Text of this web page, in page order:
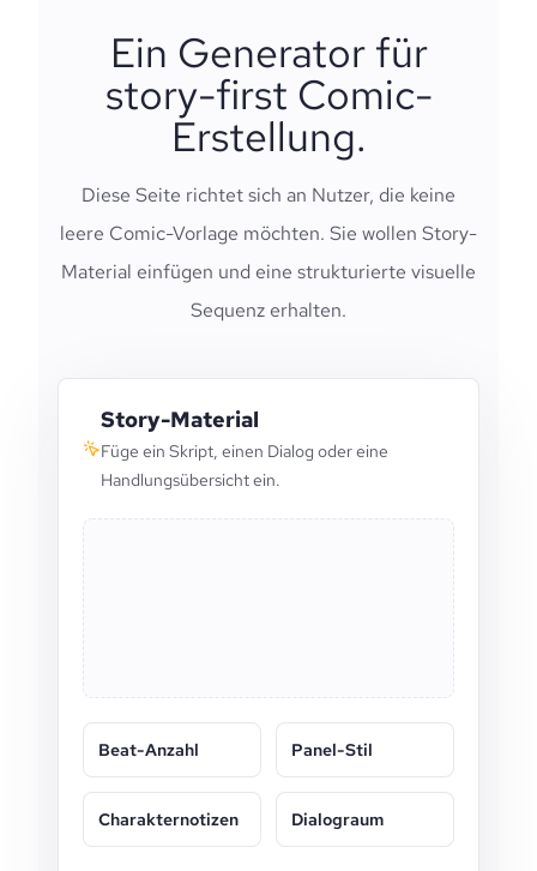
Ein Generator für
story-first Comic-
Erstellung.
Diese Seite richtet sich an Nutzer, die keine
leere Comic-Vorlage möchten. Sie wollen Story-
Material einfügen und eine strukturierte visuelle
Sequenz erhalten.
Story-Material
Füge ein Skript, einen Dialog oder eine
Handlungsübersicht ein.
Beat-Anzahl Panel-Stil
Charakternotizen Dialograum